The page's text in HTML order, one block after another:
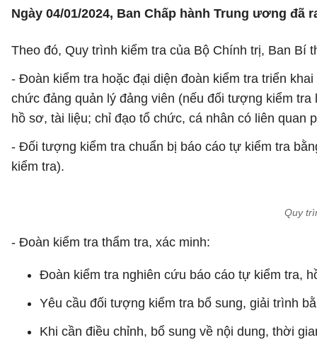
Ngày 04/01/2024, Ban Chấp hành Trung ương
Theo đó, Quy trình kiểm tra của Bộ Chính trị, Ban Bí
- Đoàn kiểm tra hoặc đại diện đoàn kiểm tra triển
chức đảng quản lý đảng viên (nếu đối tượng kiểm
hồ sơ, tài liệu; chỉ đạo tổ chức, cá nhân có liên quan
- Đối tượng kiểm tra chuẩn bị báo cáo tự kiểm tra
kiểm tra).
Quy
- Đoàn kiểm tra thẩm tra, xác minh:
Đoàn kiểm tra nghiên cứu báo cáo tự kiểm tra,
Yêu cầu đối tượng kiểm tra bổ sung, giải trình
Khi cần điều chỉnh, bổ sung về nội dung, thời